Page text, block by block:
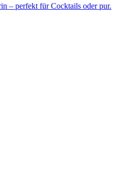
– perfekt für Cocktails oder pur.